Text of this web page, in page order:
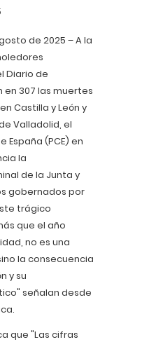
de 2025 – A la
Diario de
307 las muertes
Castilla y León y
Valladolid, el
España (PCE) en
la
de la Junta y
gobernados por
trágico
que el año
no es una
la consecuencia
y su
señalan desde
que "Las cifras